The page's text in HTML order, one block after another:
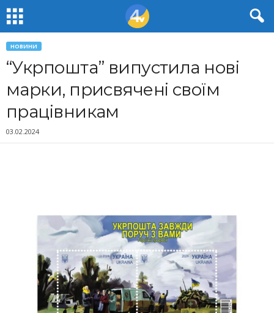
НОВИНИ
“Укрпошта” випустила нові
марки, присвячені своїм
працівникам
03.02.2024